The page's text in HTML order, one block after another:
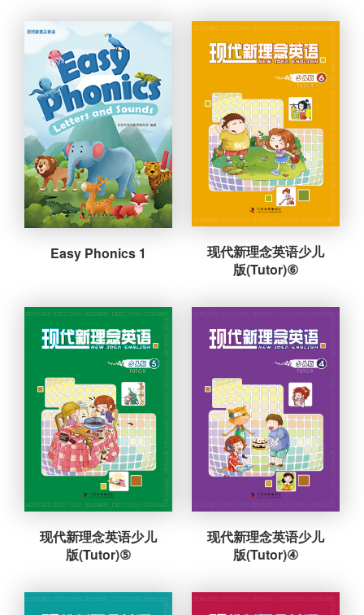
Easy Phonics 1
现代新理念英语少儿
版(Tutor)⑥
现代新理念英语少儿
版(Tutor)⑤
现代新理念英语少儿
版(Tutor)④